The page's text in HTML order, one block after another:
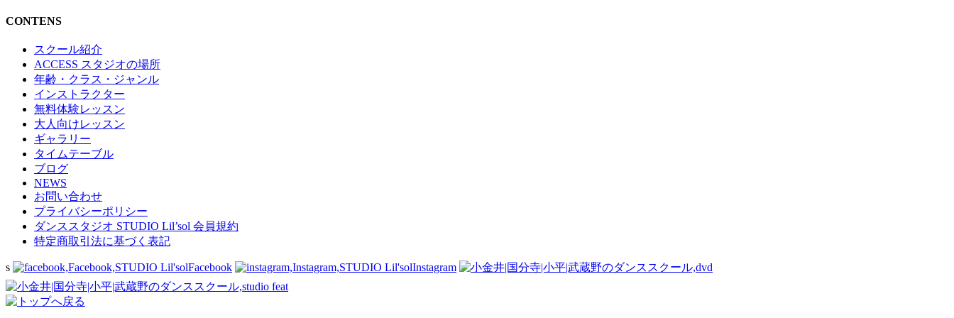
CONTENS
スクール紹介
ACCESS スタジオの場所
年齢・クラス・ジャンル
インストラクター
無料体験レッスン
大人向けレッスン
ギャラリー
タイムテーブル
ブログ
NEWS
お問い合わせ
プライバシーポリシー
ダンススタジオ STUDIO Lil’sol 会員規約
特定商取引法に基づく表記
s Facebook Instagram